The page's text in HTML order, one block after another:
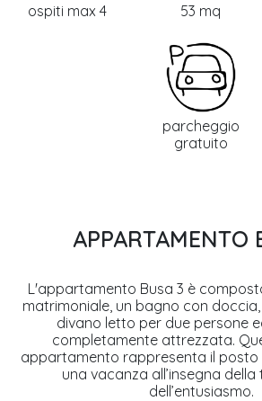
ospiti max 4 53 mq
parcheggio
gratuito
APPARTAMENTO
L'appartamento Busa 3 è
matrimoniale, un bagno con
divano letto per due persone
completamente attrezzata.
appartamento rappresenta il posto
una vacanza all’insegna
dell’entusiasmo.